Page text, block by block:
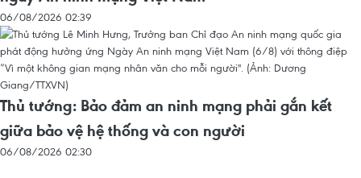
06/08/2026 02:39
Thủ tướng: Bảo đảm an ninh mạng phải gắn kết
giữa bảo vệ hệ thống và con người
06/08/2026 02:30